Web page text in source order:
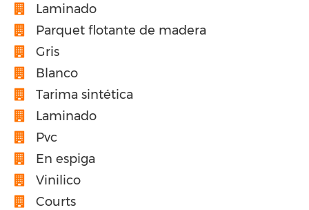
Laminado
Parquet flotante de madera
Gris
Blanco
Tarima sintética
Laminado
Pvc
En espiga
Vinilico
Courts